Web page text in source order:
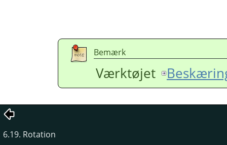
Bemærk
Værktøjet
6.19. Rotation